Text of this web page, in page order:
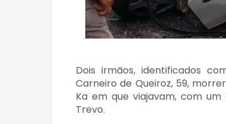
Dois irmãos, identificados
Carneiro de Queiroz, 59,
Ka em que viajavam, com
Trevo.